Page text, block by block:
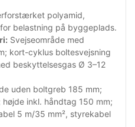
polyamid,
belastning på byggeplads.
Svejseområde med
kort-cyklus boltesvejsning
beskyttelsesgas Ø 3–12
uden boltgreb 185 mm;
inkl. håndtag 150 mm;
5 m/35 mm², styrekabel